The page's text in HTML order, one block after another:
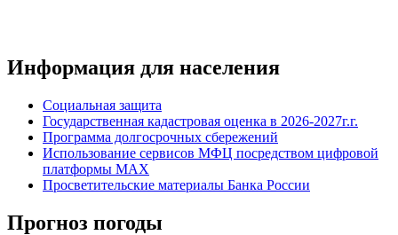
Информация для населения
Социальная защита
Государственная кадастровая оценка в 2026-2027г.г.
Программа долгосрочных сбережений
Использование сервисов МФЦ посредством цифровой
платформы MAX
Просветительские материалы Банка России
Прогноз погоды